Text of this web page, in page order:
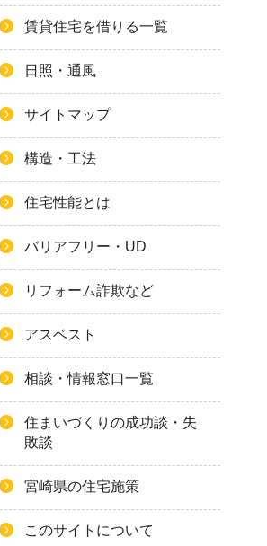
賃貸住宅を借りる一覧
日照・通風
サイトマップ
構造・工法
住宅性能とは
バリアフリー・UD
リフォーム詐欺など
アスベスト
相談・情報窓口一覧
住まいづくりの成功談・失
敗談
宮崎県の住宅施策
このサイトについて